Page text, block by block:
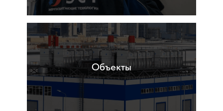
Объекты